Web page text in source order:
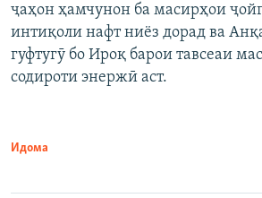
ҷаҳон ҳамчунон ба масирҳои
интиқоли нафт ниёз дорад ва
гуфтугӯ бо Ироқ барои тавсеаи
содироти энержӣ аст.
Идома